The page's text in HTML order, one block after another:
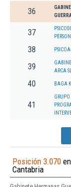
36
37
38
39
ARCA
40 BAGA
41
GRUPO
Posición 3.070
Cantabria